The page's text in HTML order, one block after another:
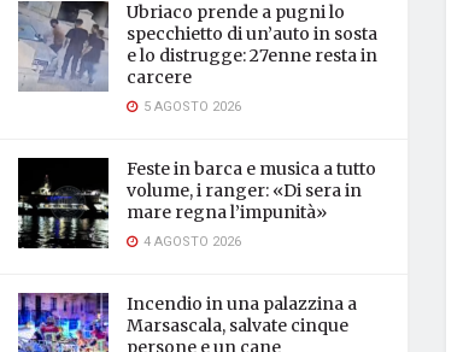
Ubriaco prende a pugni lo
specchietto di un’auto in sosta
e lo distrugge: 27enne resta in
carcere
5 AGOSTO 2026
Feste in barca e musica a tutto
volume, i ranger: «Di sera in
mare regna l’impunità»
4 AGOSTO 2026
Incendio in una palazzina a
Marsascala, salvate cinque
persone e un cane